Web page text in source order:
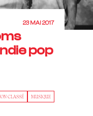
23 MAI 2017
pop
CLASSÉ MUSIQUE